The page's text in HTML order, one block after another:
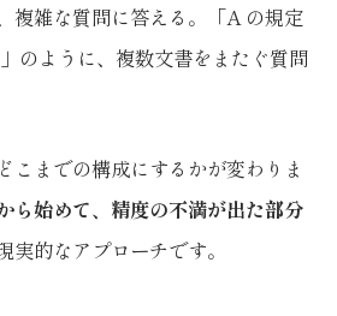
複雑な質問に答える。「A の規定
のように、複数文書をまたぐ質問
こまでの構成にするかが変わりま
ら始めて、精度の不満が出た部分
実的なアプローチです。